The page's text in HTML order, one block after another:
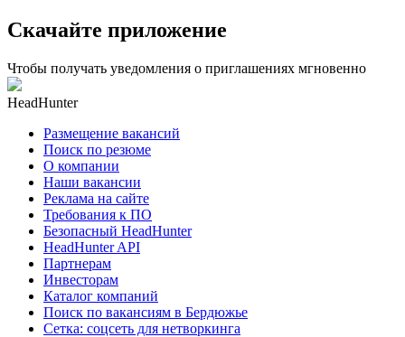
Скачайте приложение
Чтобы получать уведомления о приглашениях мгновенно
HeadHunter
Размещение вакансий
Поиск по резюме
О компании
Наши вакансии
Реклама на сайте
Требования к ПО
Безопасный HeadHunter
HeadHunter API
Партнерам
Инвесторам
Каталог компаний
Поиск по вакансиям в Бердюжье
Сетка: соцсеть для нетворкинга